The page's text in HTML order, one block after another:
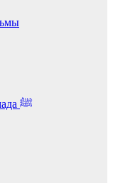
Сподвижники Пророка Мухаммада ﷺ